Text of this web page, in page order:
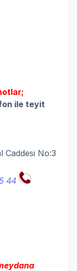
ile teyit
Caddesi No:3
44